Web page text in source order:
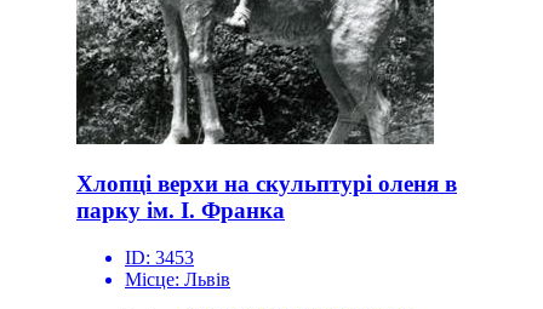
Хлопці верхи на скульптурі оленя в
парку ім. І. Франка
ID: 3453
Місце: Львів